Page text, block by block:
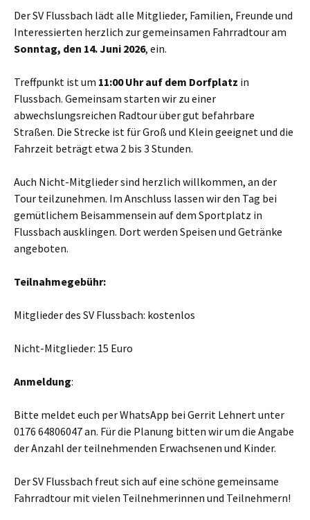
Der SV Flussbach lädt alle Mitglieder, Familien, Freunde und
Interessierten herzlich zur gemeinsamen Fahrradtour am
Sonntag, den 14. Juni 2026, ein.
Treffpunkt ist um 11:00 Uhr auf dem Dorfplatz in
Flussbach. Gemeinsam starten wir zu einer
abwechslungsreichen Radtour über gut befahrbare
Straßen. Die Strecke ist für Groß und Klein geeignet und die
Fahrzeit beträgt etwa 2 bis 3 Stunden.
Auch Nicht-Mitglieder sind herzlich willkommen, an der
Tour teilzunehmen. Im Anschluss lassen wir den Tag bei
gemütlichem Beisammensein auf dem Sportplatz in
Flussbach ausklingen. Dort werden Speisen und Getränke
angeboten.
Teilnahmegebühr:
Mitglieder des SV Flussbach: kostenlos
Nicht-Mitglieder: 15 Euro
Anmeldung:
Bitte meldet euch per WhatsApp bei Gerrit Lehnert unter
0176 64806047 an. Für die Planung bitten wir um die Angabe
der Anzahl der teilnehmenden Erwachsenen und Kinder.
Der SV Flussbach freut sich auf eine schöne gemeinsame
Fahrradtour mit vielen Teilnehmerinnen und Teilnehmern!